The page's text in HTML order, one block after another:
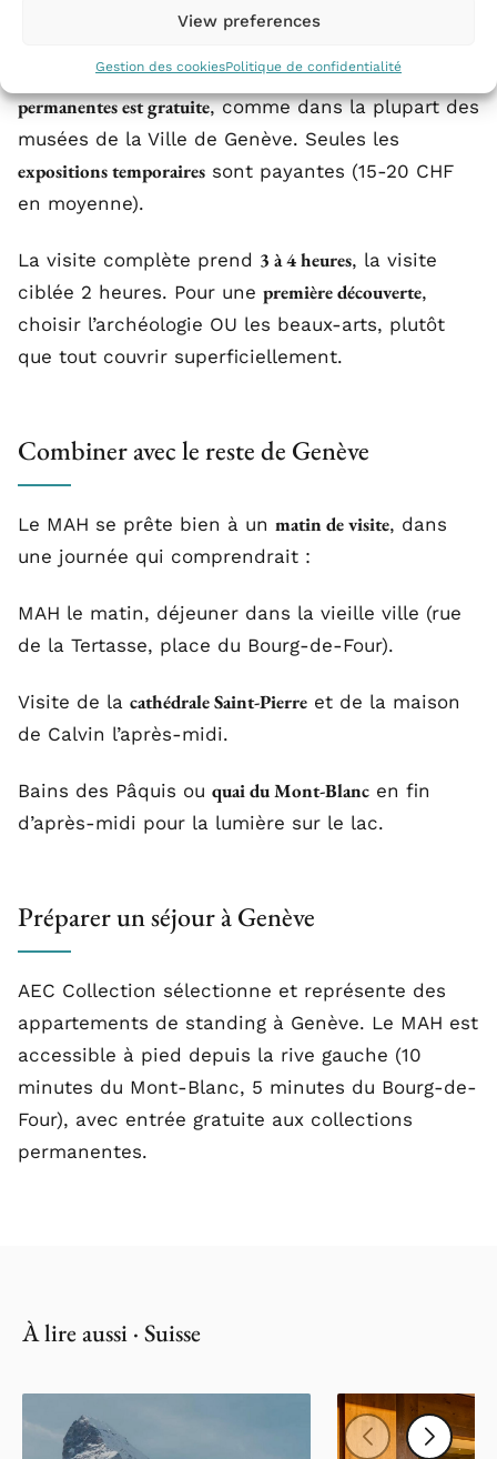
View preferences
Gestion des cookiesPolitique de confidentialité
nocturne le mercredi jusqu’à 20h.
Particularité genevoise : l’entrée aux collections
permanentes est gratuite, comme dans la plupart des
musées de la Ville de Genève. Seules les
expositions temporaires sont payantes (15-20 CHF
en moyenne).
La visite complète prend 3 à 4 heures, la visite
ciblée 2 heures. Pour une première découverte,
choisir l’archéologie OU les beaux-arts, plutôt
que tout couvrir superficiellement.
Combiner avec le reste de Genève
Le MAH se prête bien à un matin de visite, dans
une journée qui comprendrait :
MAH le matin, déjeuner dans la vieille ville (rue
de la Tertasse, place du Bourg-de-Four).
Visite de la cathédrale Saint-Pierre et de la maison
de Calvin l’après-midi.
Bains des Pâquis ou quai du Mont-Blanc en fin
d’après-midi pour la lumière sur le lac.
Préparer un séjour à Genève
AEC Collection sélectionne et représente des
appartements de standing à Genève. Le MAH est
accessible à pied depuis la rive gauche (10
minutes du Mont-Blanc, 5 minutes du Bourg-de-
Four), avec entrée gratuite aux collections
permanentes.
À lire aussi · Suisse